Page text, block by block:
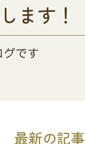
ます！
です
最新の記事